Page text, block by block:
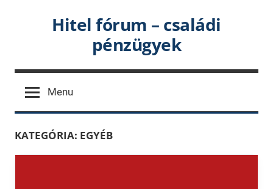
Hitel fórum – családi
pénzügyek
Menu
KATEGÓRIA: EGYÉB